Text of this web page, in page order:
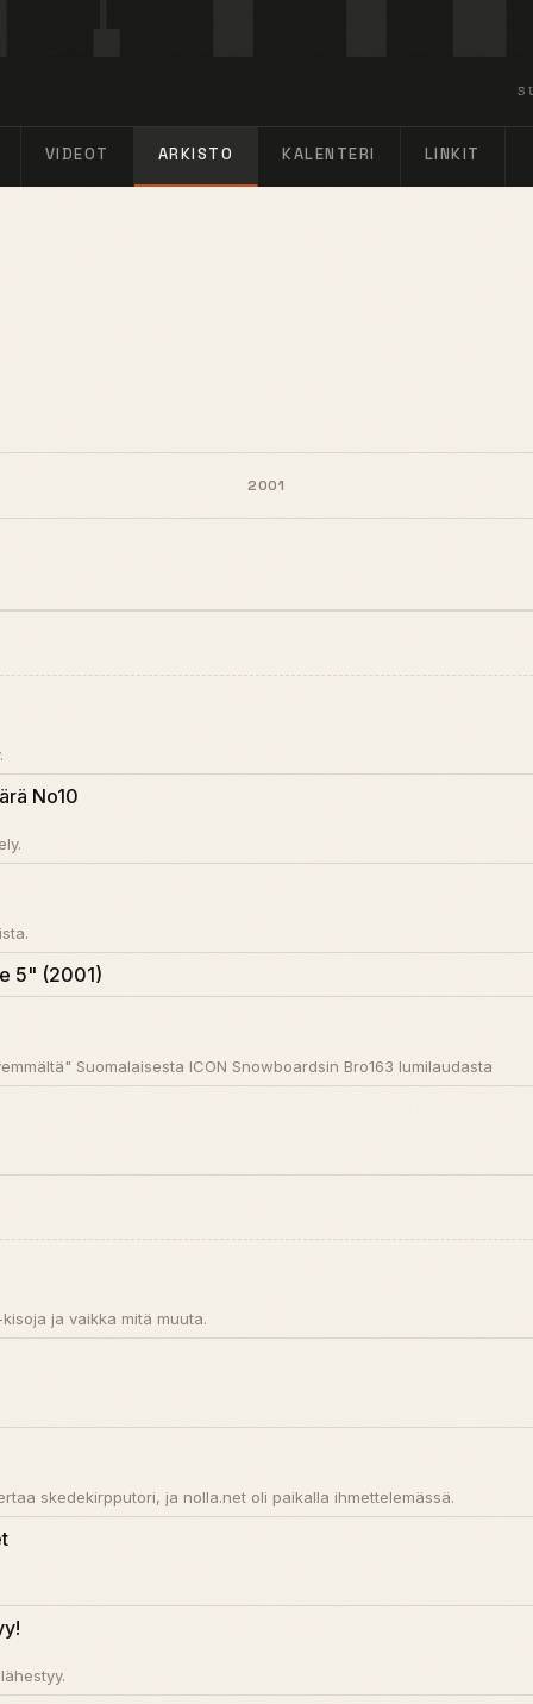
VIDEOT ARKISTO KALENTERI LINKIT
2001
No10
5" (2001)
Suomalaisesta ICON Snowboardsin Bro163 lumilaudasta
ja vaikka mitä muuta.
skedekirpputori, ja nolla.net oli paikalla ihmettelemässä.